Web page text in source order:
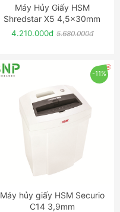
ĐẶT NGAY
Máy Hủy Giấy HSM
Shredstar X5 4,5x30mm
4.210.000đ 5.680.000đ
-11%
ĐẶT NGAY
Máy hủy giấy HSM Securio
C14 3,9mm